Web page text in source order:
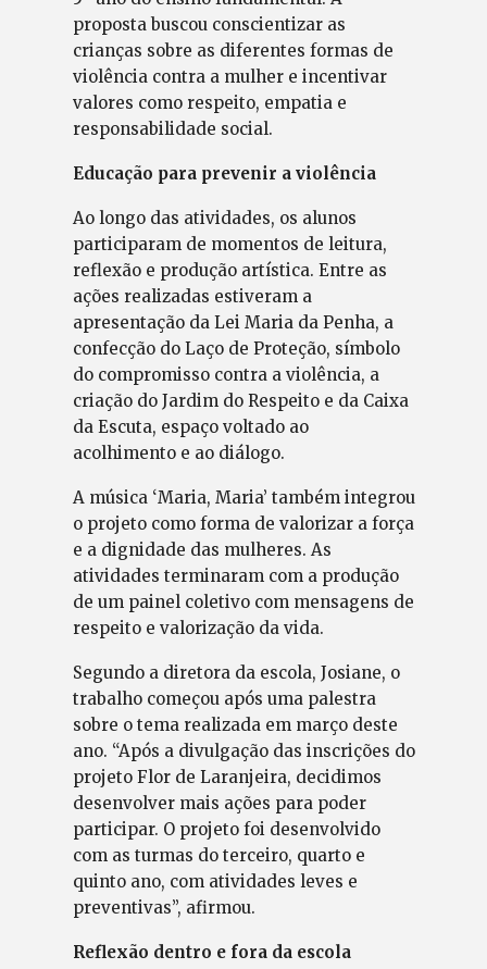
proposta buscou conscientizar as
crianças sobre as diferentes formas de
violência contra a mulher e incentivar
valores como respeito, empatia e
responsabilidade social.
Educação para prevenir a violência
Ao longo das atividades, os alunos
participaram de momentos de leitura,
reflexão e produção artística. Entre as
ações realizadas estiveram a
apresentação da Lei Maria da Penha, a
confecção do Laço de Proteção, símbolo
do compromisso contra a violência, a
criação do Jardim do Respeito e da Caixa
da Escuta, espaço voltado ao
acolhimento e ao diálogo.
A música ‘Maria, Maria’ também integrou
o projeto como forma de valorizar a força
e a dignidade das mulheres. As
atividades terminaram com a produção
de um painel coletivo com mensagens de
respeito e valorização da vida.
Segundo a diretora da escola, Josiane, o
trabalho começou após uma palestra
sobre o tema realizada em março deste
ano. “Após a divulgação das inscrições do
projeto Flor de Laranjeira, decidimos
desenvolver mais ações para poder
participar. O projeto foi desenvolvido
com as turmas do terceiro, quarto e
quinto ano, com atividades leves e
preventivas”, afirmou.
Reflexão dentro e fora da escola